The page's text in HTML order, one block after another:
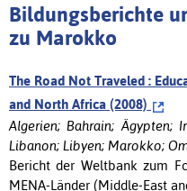
Bildungsberichte
zu Marokko
The Road Not Traveled :
and North Africa (2008)
Algerien; Bahrain; Ägypten;
Libanon; Libyen; Marokko;
Bericht der Weltbank zum
MENA-Länder (Middle-East